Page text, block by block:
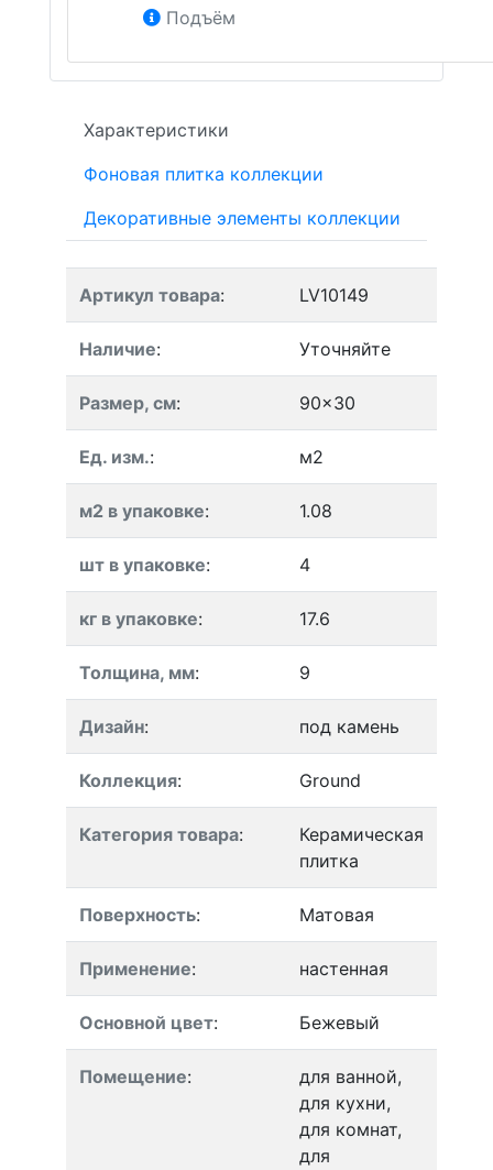
Подъём
Характеристики
Фоновая плитка коллекции
Декоративные элементы коллекции
Артикул товара: LV10149
Наличие: Уточняйте
Размер, см: 90x30
Ед. изм.: м2
м2 в упаковке: 1.08
шт в упаковке: 4
кг в упаковке: 17.6
Толщина, мм: 9
Дизайн: под камень
Коллекция: Ground
Категория товара:
Керамическая
плитка
Поверхность: Матовая
Применение: настенная
Основной цвет: Бежевый
Помещение:
для ванной,
для кухни,
для комнат,
для